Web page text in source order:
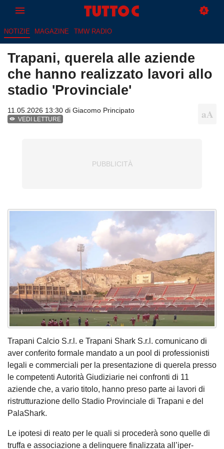
NOTIZIE MAGAZINE TMW RADIO
Trapani, querela alle aziende
che hanno realizzato lavori allo
stadio 'Provinciale'
11.05.2026 13:30 di Giacomo Principato
VEDI LETTURE
Trapani Calcio S.r.l. e Trapani Shark S.r.l. comunicano di
aver conferito formale mandato a un pool di professionisti
legali e commerciali per la presentazione di querela presso
le competenti Autorità Giudiziarie nei confronti di 11
aziende che, a vario titolo, hanno preso parte ai lavori di
ristrutturazione dello Stadio Provinciale di Trapani e del
PalaShark.
Le ipotesi di reato per le quali si procederà sono quelle di
truffa e associazione a delinquere finalizzata all’iper-